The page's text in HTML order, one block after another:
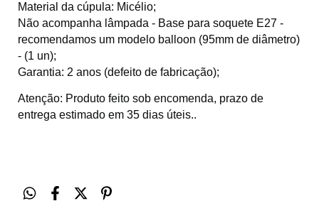
Material da cúpula: Micélio;
Não acompanha lâmpada - Base para soquete E27 -
recomendamos um modelo balloon (95mm de diâmetro)
- (1 un);
Garantia: 2 anos (defeito de fabricação);
Atenção: Produto feito sob encomenda, prazo de
entrega estimado em 35 dias úteis..